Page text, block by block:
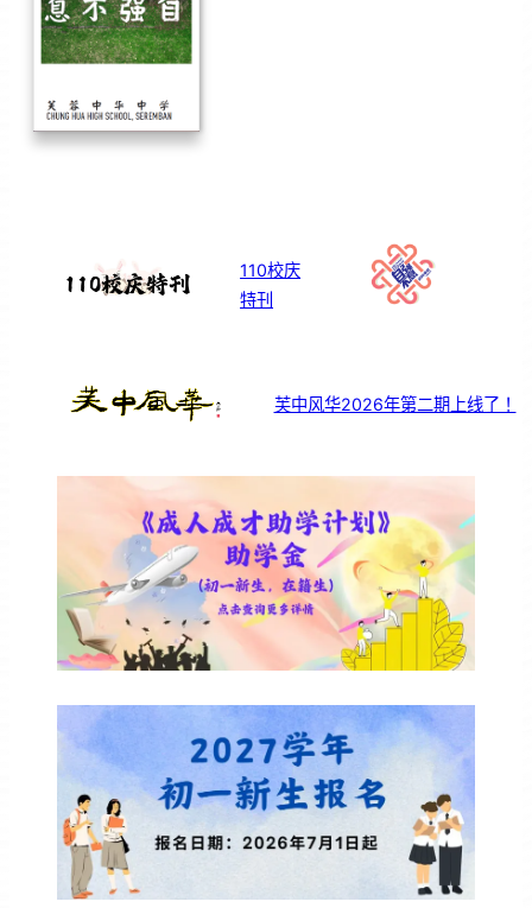
110校庆
特刊
芙中风华2026年第二期上线了！